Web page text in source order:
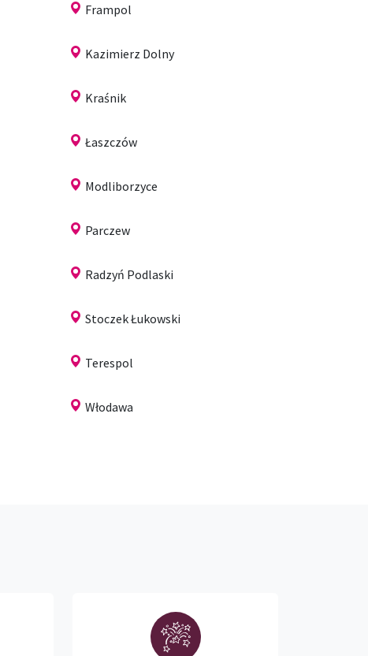
Frampol
Kazimierz Dolny
Kraśnik
Łaszczów
Modliborzyce
Parczew
Radzyń Podlaski
Stoczek Łukowski
Terespol
Włodawa